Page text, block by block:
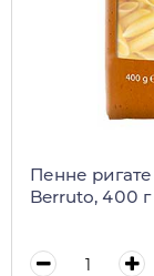
Пенне
Berruto, 400 г